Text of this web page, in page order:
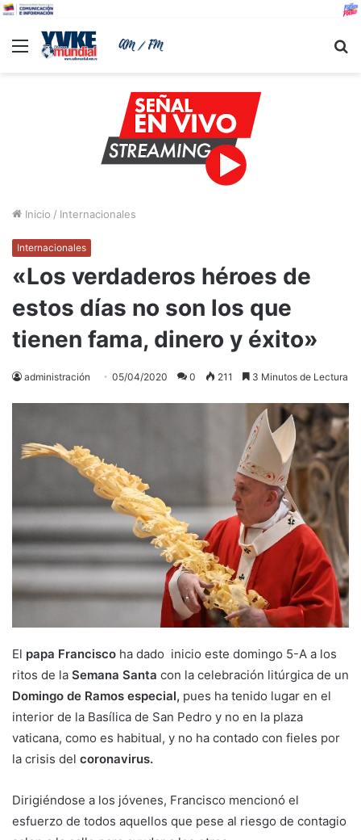
Menu
Inicio / Internacionales
Internacionales
«Los verdaderos héroes de
estos días no son los que
tienen fama, dinero y éxito»
administración 05/04/2020 0 211 3 Minutos de Lectura
El papa Francisco ha dado inicio este domingo 5-A a los
ritos de la Semana Santa con la celebración litúrgica de un
Domingo de Ramos especial, pues ha tenido lugar en el
interior de la Basílica de San Pedro y no en la plaza
vaticana, como es habitual, y no ha contado con fieles por
la crisis del coronavirus.
Dirigiéndose a los jóvenes, Francisco mencionó el
esfuerzo de todos aquellos que pese al riesgo de contagio